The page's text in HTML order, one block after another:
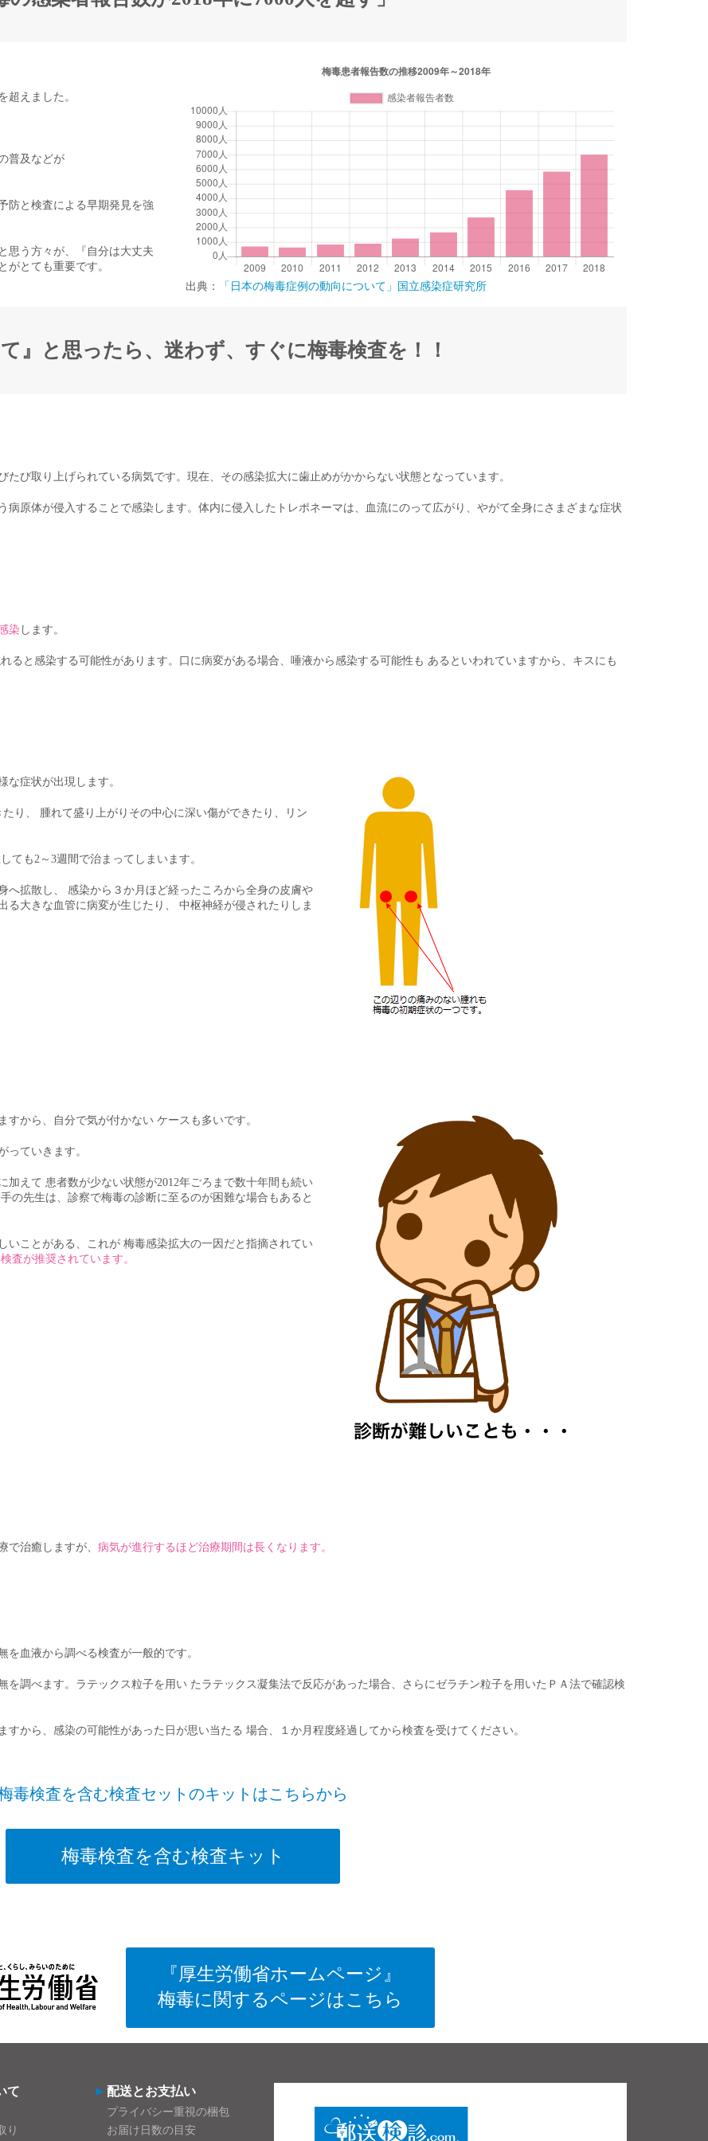
超えました。​
普及などが
防と検査による早期発見を強
思う方々が、『自分は大丈夫
がとても重要です。
出典：
「日本の梅毒症例の動向について」国立感染症研究所
て』と思ったら、迷わず、すぐに梅毒検査を！！
び取り上げられている病気です。現在、その感染拡大に歯止めがかからない状態となっています。
原体が侵入することで感染します。体内に侵入したトレポネーマは、血流にのって広がり、やがて全身にさまざまな症状
染 します。
れると感染する可能性があります。口に病変がある場合、唾液から感染する可能性も あるといわれていますから、キスにも
な症状が出現します。
り、 腫れて盛り上がりその中心に深い傷ができたり、リン
ても2～3週間で治まってしまいます。
拡散し、 感染から３か月ほど経ったころから全身の皮膚や
大きな血管に病変が生じたり、 中枢神経が侵されたりしま
から、自分で気が付かない ケースも多いです。
っていきます。​
えて 患者数が少ない状態が2012年ごろまで数十年間も続い
の先生は、診察で梅毒の診断に至るのが困難な場合もあると
いことがある、これが 梅毒感染拡大の一因だと指摘されてい
査が推奨されています。
で治癒しますが、 病気が進行するほど治療期間は長くなります。
血液から調べる検査が一般的です。
を調べます。ラテックス粒子を用い たラテックス凝集法で反応があった場合、さらにゼラチン粒子を用いたＰＡ法で確認検
から、感染の可能性があった日が思い当たる 場合、１か月程度経過してから検査を受けてください。
毒検査を含む検査セットのキットはこちらから
梅毒検査を含む検査キット
『厚生労働省ホームページ』
梅毒に関するページはこちら
て
り
配送とお支払い
プライバシー重視の梱包
お届け日数の目安